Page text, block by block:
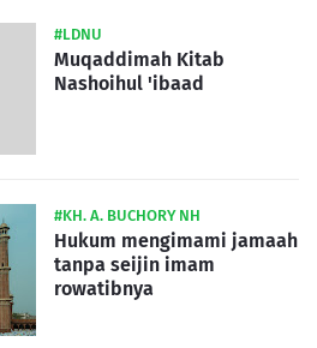
#LDNU
Muqaddimah Kitab
Nashoihul 'ibaad
#KH. A. BUCHORY NH
Hukum mengimami jamaah
tanpa seijin imam
rowatibnya